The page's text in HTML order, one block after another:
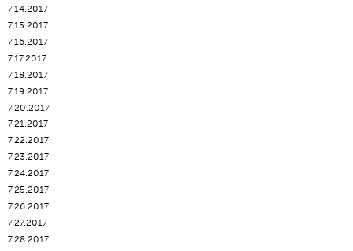
7.14.2017
7.15.2017
7.16.2017
7.17.2017
7.18.2017
7.19.2017
7.20.2017
7.21.2017
7.22.2017
7.23.2017
7.24.2017
7.25.2017
7.26.2017
7.27.2017
7.28.2017